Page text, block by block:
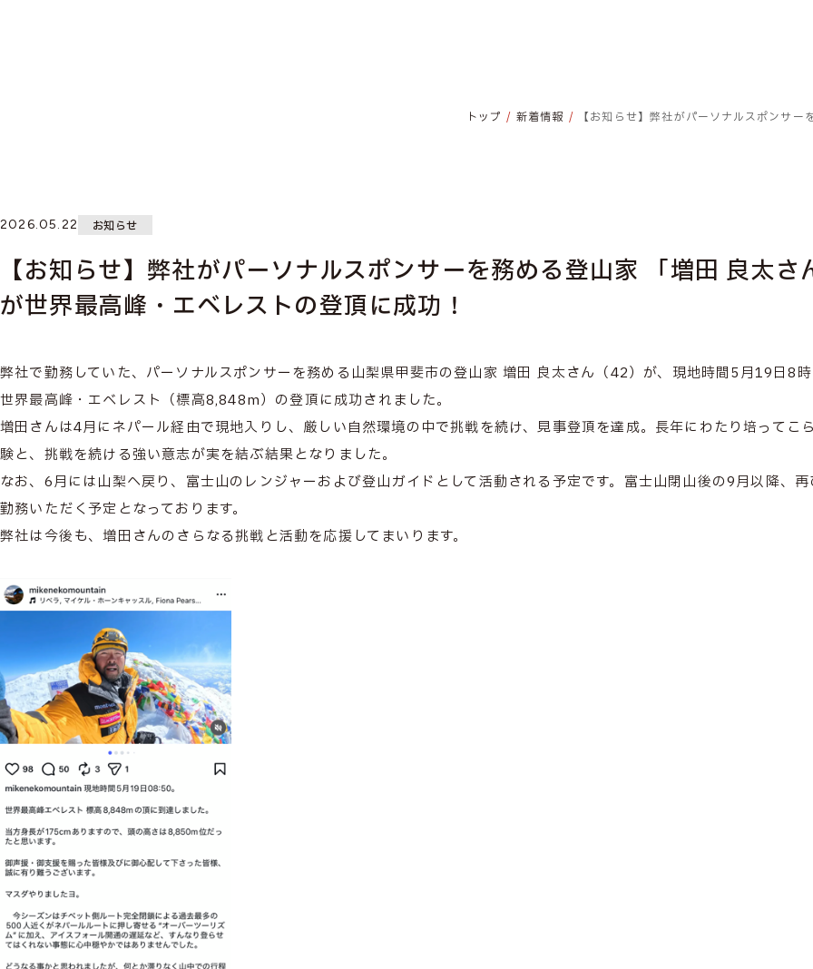
トップ 新着情報 【お知らせ】弊社がパーソナルスポンサ
2026.05.22 お知らせ
【お知らせ】弊社がパーソナルスポンサーを務める登山家 「増田 良太さ
が世界最高峰・エベレストの登頂に成功！
弊社で勤務していた、パーソナルスポンサーを務める山梨県甲斐市の登山家 増田 良太さん（42）が、現地時間5月19日8時
世界最高峰・エベレスト（標高8,848m）の登頂に成功されました。
増田さんは4月にネパール経由で現地入りし、厳しい自然環境の中で挑戦を続け、見事登頂を達成。長年にわたり培ってこ
験と、挑戦を続ける強い意志が実を結ぶ結果となりました。
なお、6月には山梨へ戻り、富士山のレンジャーおよび登山ガイドとして活動される予定です。富士山閉山後の9月以降、再
勤務いただく予定となっております。
弊社は今後も、増田さんのさらなる挑戦と活動を応援してまいります。